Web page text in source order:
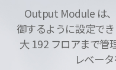
Output Module は
御するように設定で
大 192 フロアまで管
レベー